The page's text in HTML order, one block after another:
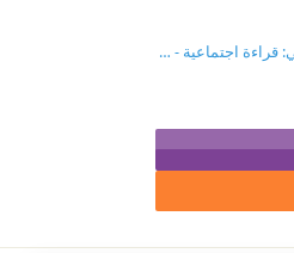
الزبونية السياسية في المجتمع العربي: قراءة اجتماعية - سياسية في تجربة البناء الوطني بتونس ( سلسلة أطروحات الدكتوراه )